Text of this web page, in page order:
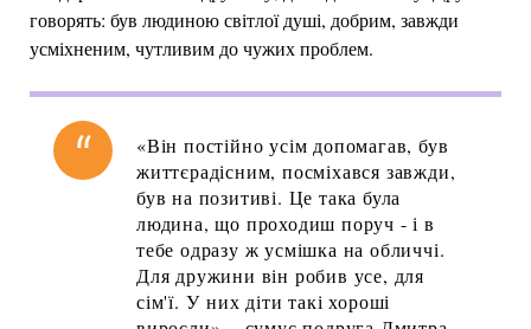
говорять: був людиною світлої душі, добрим, завжди
усміхненим, чутливим до чужих проблем.
«Він постійно усім допомагав, був
життєрадісним, посміхався завжди,
був на позитиві. Це така була
людина, що проходиш поруч - і в
тебе одразу ж усмішка на обличчі.
Для дружини він робив усе, для
сім'ї. У них діти такі хороші